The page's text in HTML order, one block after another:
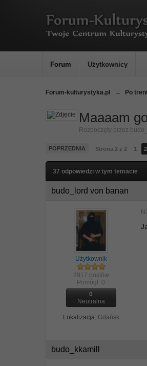
Forum Użytkownicy
Forum-kulturystyka.pl → Po
Maaaam
Rozpoczęty przez
POPRZEDNIA Strona 2 z 2 1 2
37 odpowiedzi w tym temacie
budo_lord von banan
Użytkownik
2917 postów
Pomógł: 0
0
Neutralna
Lokalizacja: Gdańsk
budo_kkamill